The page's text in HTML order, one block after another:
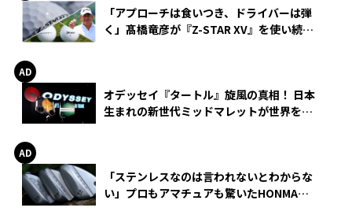
「アプローチは食いつき、ドライバーは弾
く」髙橋竜彦が『Z-STAR XV』を使い続け
オデッセイ『タートル』旋風の真相！ 日本
生まれの新世代ミッドマレットが世界を席
「ステンレスなのは言われないとわからな
い」プロもアマチュアも驚いたHONMA